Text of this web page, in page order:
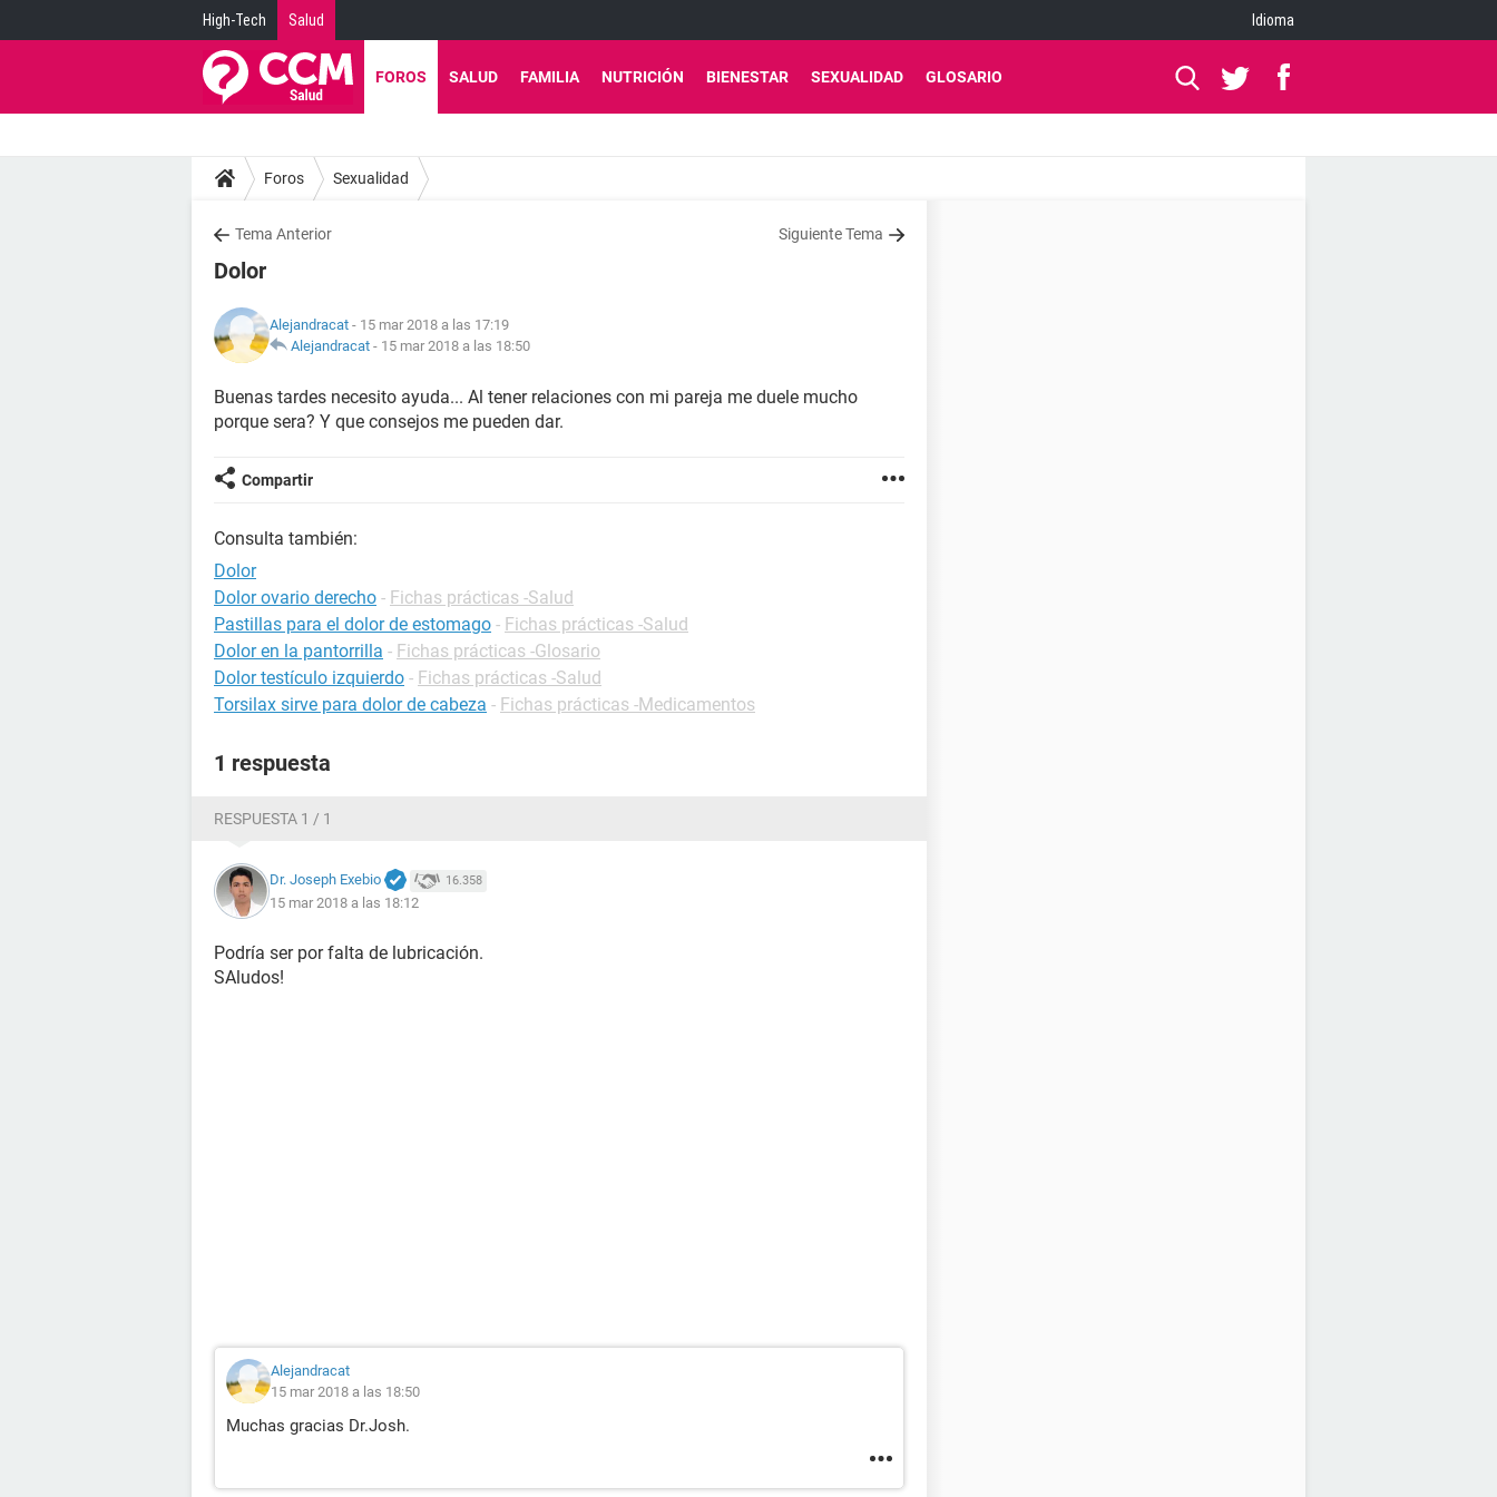
High-Tech Salud Idioma
FOROS SALUD FAMILIA NUTRICIÓN BIENESTAR SEXUALIDAD GLOSARIO
Foros Sexualidad
Tema Anterior Siguiente Tema
Dolor
Alejandracat - 15 mar 2018 a las 17:19
Alejandracat - 15 mar 2018 a las 18:50
Buenas tardes necesito ayuda... Al tener relaciones con mi pareja me duele mucho
porque sera? Y que consejos me pueden dar.
Compartir
Consulta también:
Dolor
Dolor ovario derecho - Fichas prácticas -Salud
Pastillas para el dolor de estomago - Fichas prácticas -Salud
Dolor en la pantorrilla - Fichas prácticas -Glosario
Dolor testículo izquierdo - Fichas prácticas -Salud
Torsilax sirve para dolor de cabeza - Fichas prácticas -Medicamentos
1 respuesta
RESPUESTA 1 / 1
Dr. Joseph Exebio 16.358
15 mar 2018 a las 18:12
Podría ser por falta de lubricación.
SAludos!
Alejandracat
15 mar 2018 a las 18:50
Muchas gracias Dr.Josh.